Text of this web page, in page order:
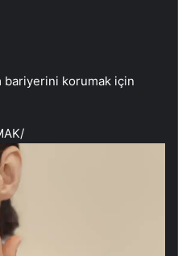
bariyerini korumak için
/